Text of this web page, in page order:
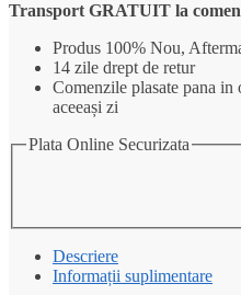
Transport GRATUIT la
Produs 100% Nou,
14 zile drept de retur
Comenzile plasate pana
aceeași zi
Plata Online Securizata
Descriere
Informații suplimentare